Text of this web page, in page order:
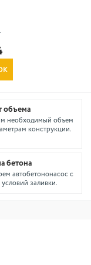
объема
необходимый объем
конструкции.
бетона
автобетононасос с
условий заливки.